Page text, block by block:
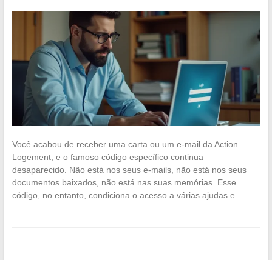
Você acabou de receber uma carta ou um e-mail da Action
Logement, e o famoso código específico continua
desaparecido. Não está nos seus e-mails, não está nos seus
documentos baixados, não está nas suas memórias. Esse
código, no entanto, condiciona o acesso a várias ajudas e…